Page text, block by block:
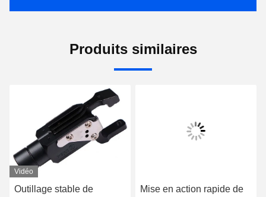
Produits similaires
Vidéo
Outillage stable de
Mise en action rapide de